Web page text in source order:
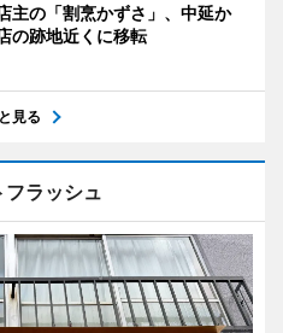
主の「割烹かずさ」、中延か
の跡地近くに移転
見る
フラッシュ